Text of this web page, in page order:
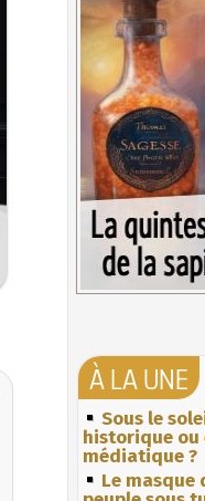
À LA UNE
Sous le
historique ou
médiatique ?
Le masque